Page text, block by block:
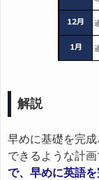
解説
早めに基礎を完
できるような計画
で、早めに英語を